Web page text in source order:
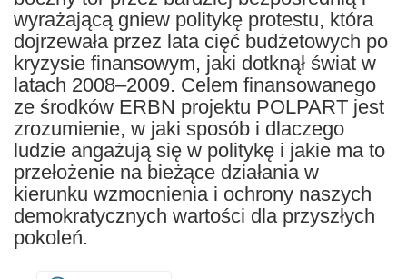
wyrażającą gniew politykę protestu, która
dojrzewała przez lata cięć budżetowych po
kryzysie finansowym, jaki dotknął świat w
latach 2008–2009. Celem finansowanego
ze środków ERBN projektu POLPART jest
zrozumienie, w jaki sposób i dlaczego
ludzie angażują się w politykę i jakie ma to
przełożenie na bieżące działania w
kierunku wzmocnienia i ochrony naszych
demokratycznych wartości dla przyszłych
pokoleń.